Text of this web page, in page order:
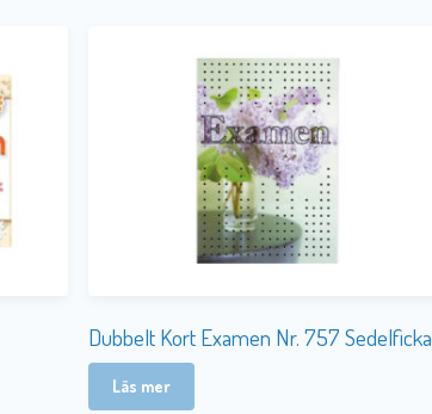
Dubbelt Kort Examen Nr. 757 Sedelficka
Läs mer